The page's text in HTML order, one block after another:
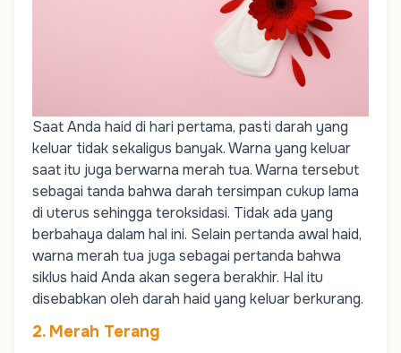
Saat Anda haid di hari pertama, pasti darah yang
keluar tidak sekaligus banyak. Warna yang keluar
saat itu juga berwarna merah tua. Warna tersebut
sebagai tanda bahwa darah tersimpan cukup lama
di uterus sehingga teroksidasi. Tidak ada yang
berbahaya dalam hal ini. Selain pertanda awal haid,
warna merah tua juga sebagai pertanda bahwa
siklus haid Anda akan segera berakhir. Hal itu
disebabkan oleh darah haid yang keluar berkurang.
2. Merah Terang